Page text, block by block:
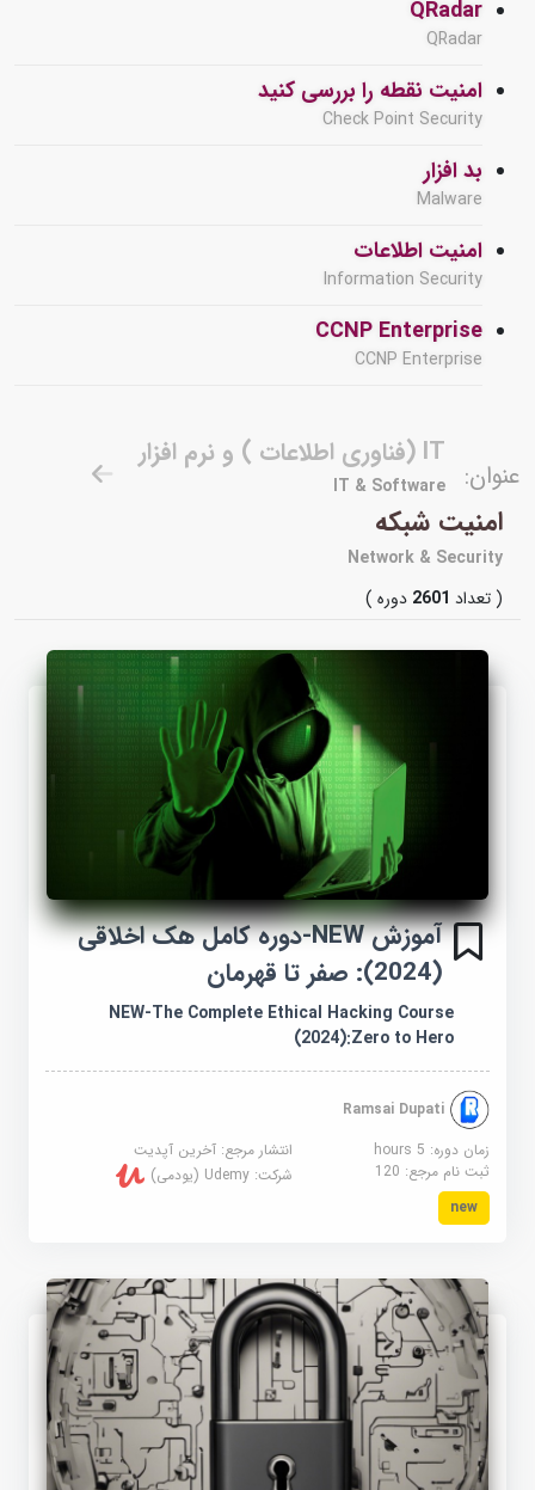
QRadar
QRadar
امنیت نقطه را بررسی کنید
Check Point Security
بد افزار
Malware
امنیت اطلاعات
Information Security
CCNP Enterprise
CCNP Enterprise
عنوان:
IT (فناوری اطلاعات ) و نرم افزار
IT & Software
امنیت شبکه
Network & Security
( تعداد2601دوره )
آموزش NEW-دوره کامل هک اخلاقی
(2024): صفر تا قهرمان
NEW-The Complete Ethical Hacking Course
(2024):Zero to Hero
Ramsai Dupati
زمان دوره: 5 hours
انتشار مرجع:آخرین آپدیت
ثبت نام مرجع:120 شرکت:Udemy (یودمی)
new